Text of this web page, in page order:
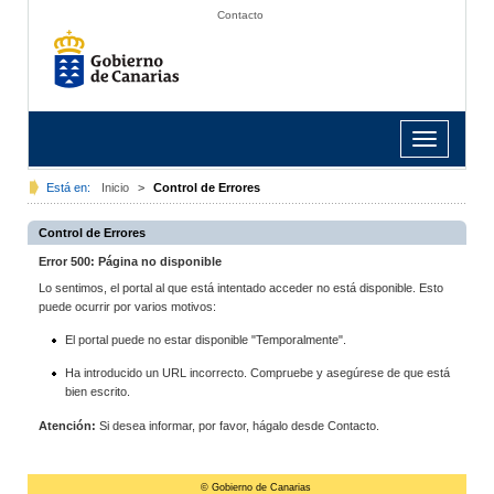
Contacto
Toggle
navigation
Está en: Inicio > Control de Errores
Control de Errores
Error 500: Página no disponible
Lo sentimos, el portal al que está intentado acceder no está disponible. Esto
puede ocurrir por varios motivos:
El portal puede no estar disponible "Temporalmente".
Ha introducido un URL incorrecto. Compruebe y asegúrese de que está
bien escrito.
Atención: Si desea informar, por favor, hágalo desde Contacto.
© Gobierno de Canarias